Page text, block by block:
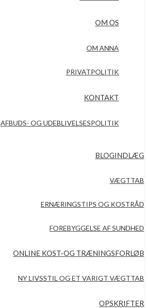
OM OS
OM ANNA
PRIVATPOLITIK
KONTAKT
AFBUDS- OG UDEBLIVELSESPOLITIK
BLOGINDLÆG
VÆGTTAB
ERNÆRINGSTIPS OG KOSTRÅD
FOREBYGGELSE AF SUNDHED
ONLINE KOST-OG TRÆNINGSFORLØB
NY LIVSSTIL OG ET VARIGT VÆGTTAB
OPSKRIFTER